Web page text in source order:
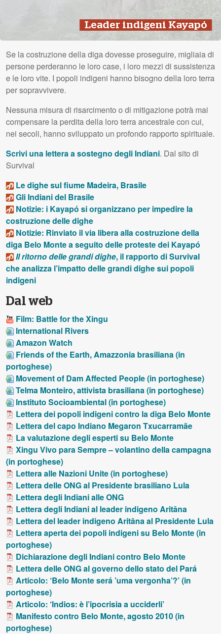
Leader indigeni Kayapó
Se la costruzione della diga dovesse proseguire, migliaia di
persone perderanno le loro case, i loro mezzi di sussistenza
e le loro vite. I popoli indigeni hanno bisogno della loro terra
per sopravvivere.
Nessuna misura di risarcimento o di mitigazione potrà mai
compensare la perdita della loro terra ancestrale con cui,
nei secoli, hanno sviluppato un profondo rapporto spirituale.
Scrivi una lettera a sostegno degli Indiani. Dal sito di
Survival
Le dighe sul fiume Madeira, Brasile
Gli Indiani del Brasile
Notizie: i Kayapó si organizzano per impedire la
costruzione delle dighe
Notizie: Rinviato il via libera alla costruzione della
diga Belo Monte a seguito delle proteste dei Kayapó
Il ritorno delle grandi dighe, il rapporto di Survival
che analizza l’impatto delle grandi dighe sui popoli
indigeni
Dal web
Film: Battle for the Xingu
International Rivers
Amazon Watch
Friends of the Earth, Amazzonia brasiliana (in
portoghese)
Movement of Dam Affected People (in portoghese)
Telma Monteiro, attivista brasiliana (in portoghese)
Instituto Socioambiental (in portoghese)
Lettera dei popoli indigeni contro la diga Belo Monte
Lettera del capo Indiano Megaron Txucarramãe
La valutazione degli esperti su Belo Monte
Xingu Vivo para Sempre – volantino della campagna
(in portoghese)
Lettera alle Nazioni Unite (in portoghese)
Lettera delleONGal Presidente brasiliano Lula
Lettera degli Indiani alleONG
Lettera degli Indiani al leader indigeno Aritâna
Lettera del leader indigeno Aritâna al Presidente Lula
Lettera aperta dei popoli indigeni su Belo Monte (in
portoghese)
Dichiarazione degli Indiani contro Belo Monte
Lettera delleONGal governo dello stato del Pará
Articolo: ‘Belo Monte será ’uma vergonha’?’ (in
portoghese)
Articolo: ‘Indios: è l’ipocrisia a ucciderli’
Manifesto contro Belo Monte, agosto 2010 (in
portoghese)